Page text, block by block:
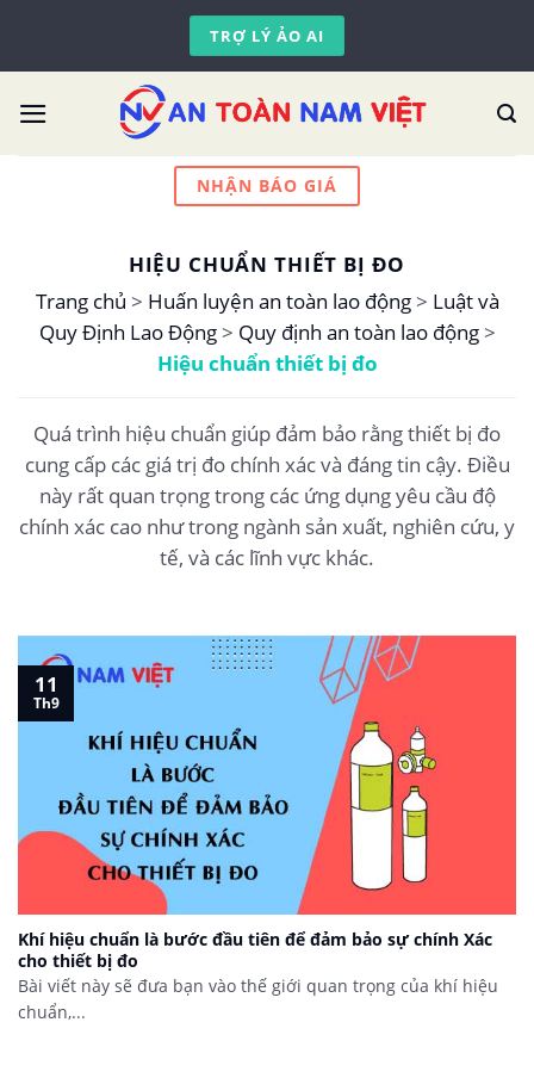
content
TRỢ LÝ ẢO AI
NHẬN BÁO GIÁ
HIỆU CHUẨN THIẾT BỊ ĐO
Trang chủ > Huấn luyện an toàn lao động> Luật và
Quy Định Lao Động> Quy định an toàn lao động>
Hiệu chuẩn thiết bị đo
Quá trình hiệu chuẩn giúp đảm bảo rằng thiết bị đo
cung cấp các giá trị đo chính xác và đáng tin cậy. Điều
này rất quan trọng trong các ứng dụng yêu cầu độ
chính xác cao như trong ngành sản xuất, nghiên cứu, y
tế, và các lĩnh vực khác.
Khí hiệu chuẩn là bước đầu tiên để đảm bảo sự chính Xác
cho thiết bị đo
Bài viết này sẽ đưa bạn vào thế giới quan trọng của khí hiệu
chuẩn,...
11
Th9